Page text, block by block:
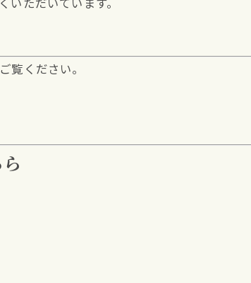
覧ください。